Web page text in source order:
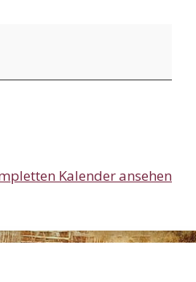
Kalender ansehen